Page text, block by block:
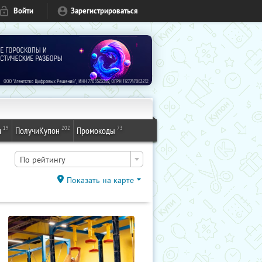
Войти Зарегистрироваться
19 ПолучиКупон 202 Промокоды 73
По рейтингу
Показать на карте